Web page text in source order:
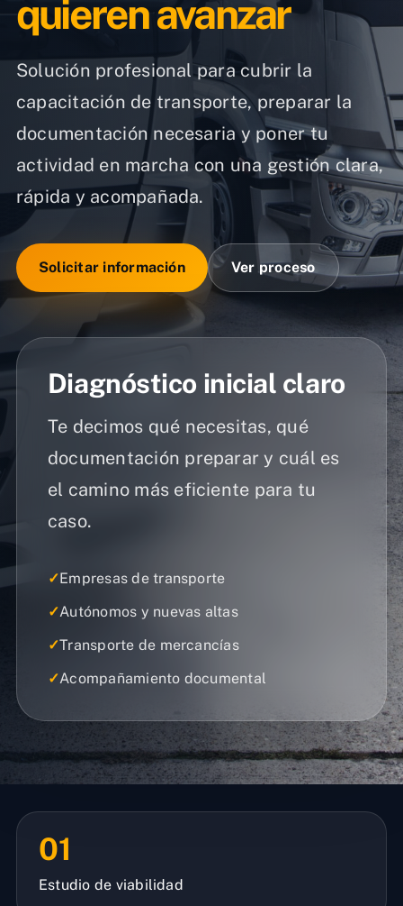
quieren avanzar
Solución profesional para cubrir la
capacitación de transporte, preparar la
documentación necesaria y poner tu
actividad en marcha con una gestión clara,
rápida y acompañada.
Solicitar información Ver proceso
Diagnóstico inicial claro
Te decimos qué necesitas, qué
documentación preparar y cuál es
el camino más eficiente para tu
caso.
✓Empresas de transporte
✓Autónomos y nuevas altas
✓Transporte de mercancías
✓Acompañamiento documental
01
Estudio de viabilidad